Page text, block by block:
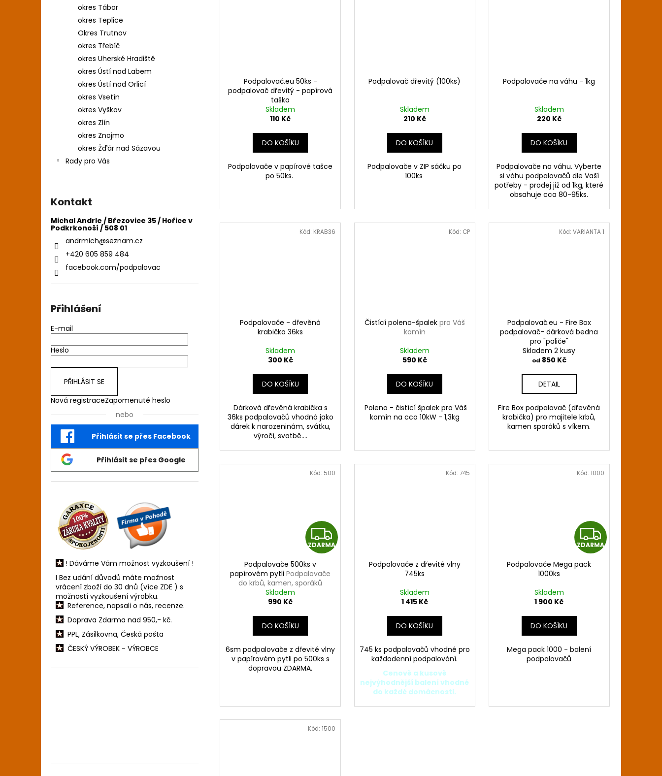
okres Tábor
okres Teplice
Okres Trutnov
okres Třebíč
okres Uherské Hradiště
okres Ústí nad Labem
okres Ústí nad Orlicí
okres Vsetín
okres Vyškov
okres Zlín
okres Znojmo
okres Žďár nad Sázavou
Rady pro Vás
Kontakt
Michal Andrle / Březovice 35 / Hořice v
Podkrkonoší / 508 01
andrmich@seznam.cz
+420 605 859 484
facebook.com/podpalovac
Přihlášení
E-mail
Heslo
PŘIHLÁSIT SE
Nová registraceZapomenuté heslo
nebo
Přihlásit se přes Facebook
Přihlásit se přes Google
! Dáváme Vám možnost vyzkoušení !
I Bez udání důvodů máte možnost
vrácení zboží do 30 dnů (více ZDE ) s
možností vyzkoušení výrobku.
Reference, napsali o nás, recenze.
Doprava Zdarma nad 950,- kč.
PPL, Zásilkovna, Česká pošta
ČESKÝ VÝROBEK - VÝROBCE
Podpalovač.eu 50ks -
podpalovač dřevitý - papírová
taška
Skladem
110 Kč
DO KOŠÍKU
Podpalovače v papírové tašce
po 50ks.
Podpalovač dřevitý (100ks)
Skladem
210 Kč
DO KOŠÍKU
Podpalovače v ZIP sáčku po
100ks
Podpalovače na váhu - 1kg
Skladem
220 Kč
DO KOŠÍKU
Podpalovače na váhu. Vyberte
si váhu podpalovačů dle Vaší
potřeby - prodej již od 1kg, které
obsahuje cca 80-95ks.
Podpalovače - dřevěná
krabička 36ks
Skladem
300 Kč
DO KOŠÍKU
Dárková dřevěná krabička s
36ks podpalovačů vhodná jako
dárek k narozeninám, svátku,
výročí, svatbě....
Kód: KRAB36
Čistící poleno-špalek pro Váš
komín
Skladem
590 Kč
DO KOŠÍKU
Poleno - čistící špalek pro Váš
komín na cca 10kW - 1,3kg
Kód: CP
Podpalovač.eu - Fire Box
podpalovač- dárková bedna
pro "paliče"
Skladem 2 kusy
od 850 Kč
DETAIL
Fire Box podpalovač (dřevěná
krabička) pro majitele krbů,
kamen sporáků s víkem.
Kód: VARIANTA 1
Z
D
ZDARMA
Podpalovače 500ks v
papírovém pytliPodpalovače
do krbů, kamen, sporáků
Skladem
990 Kč
DO KOŠÍKU
6sm podpalovače z dřevité vlny
v papírovém pytli po 500ks s
dopravou ZDARMA.
Kód: 500
Podpalovače z dřevité vlny
745ks
Skladem
1 415 Kč
DO KOŠÍKU
745 ks podpalovačů vhodné pro
každodenní podpalování.
Cenově a kusově
nejvýhodnější balení vhodné
do každé domácnosti.
Kód: 745
Z
D
ZDARMA
Podpalovače Mega pack
1000ks
Skladem
1 900 Kč
DO KOŠÍKU
Mega pack 1000 - balení
podpalovačů
Kód: 1000
Kód:1500